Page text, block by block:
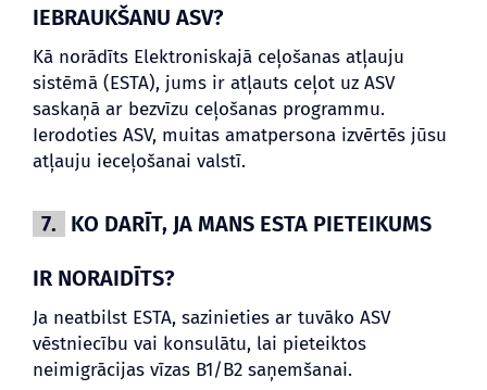
IEBRAUKŠANU ASV?
Kā norādīts Elektroniskajā ceļošanas atļauju
sistēmā (ESTA), jums ir atļauts ceļot uz ASV
saskaņā ar bezvīzu ceļošanas programmu.
Ierodoties ASV, muitas amatpersona izvērtēs jūsu
atļauju ieceļošanai valstī.
7. KO DARĪT, JA MANS ESTA PIETEIKUMS
IR NORAIDĪTS?
Ja neatbilst ESTA, sazinieties ar tuvāko ASV
vēstniecību vai konsulātu, lai pieteiktos
neimigrācijas vīzas B1/B2 saņemšanai.